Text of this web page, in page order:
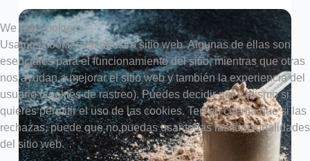
We use cookies
Usamos cookies en nuestro sitio web. Algunas de ellas son
esenciales para el funcionamiento del sitio, mientras que otras
nos ayudan a mejorar el sitio web y también la experiencia del
usuario (cookies de rastreo). Puedes decidir por ti mismo si
quieres permitir el uso de las cookies. Ten en cuenta que si las
rechazas, puede que no puedas usar todas las funcionalidades
del sitio web.